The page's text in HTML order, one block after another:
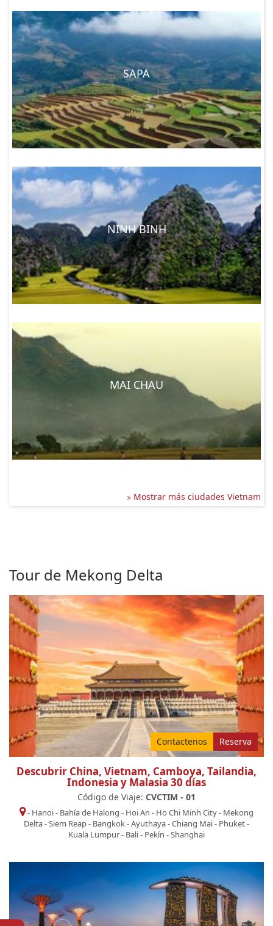
SAPA
NINH BINH
MAI CHAU
Mostrar más ciudades Vietnam
Tour de Mekong Delta
Contactenos Reserva
Descubrir China, Vietnam, Camboya, Tailandia,
Indonesia y Malasia 30 días
Código de Viaje: CVCTIM - 01
- Hanoi- Bahía de Halong - Hoi An - Ho Chi Minh City- Mekong
Delta-Siem Reap- Bangkok-Ayuthaya-Chiang Mai- Phuket-
Kuala Lumpur- Bali- Pekín -Shanghai